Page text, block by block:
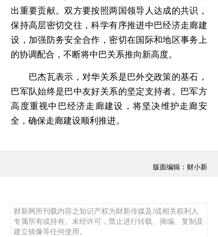
出重要贡献。双方要按照两国领导人达成的共识，
保持高层密切交往，科学有序推进中巴经济走廊建
设，加强防务安全合作，密切在国际和地区事务上
的协调配合，不断将中巴关系推向新高度。
巴杰瓦表示，对华关系是巴外交政策的基石，
巴军队始终是巴中友好关系的坚定支持者。巴军方
高度重视中巴经济走廊建设，将坚决维护走廊安
全，确保走廊建设顺利推进。
版面编辑：财小新
财新网所刊载内容之知识产权为财新传媒及/或相关权利人
专属所有或持有。未经许可，禁止进行转载、摘编、复制及
建立镜像等任何使用。